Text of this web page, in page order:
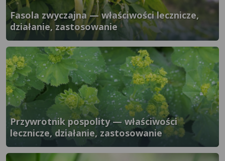
}" />
Fasola zwyczajna — właściwości lecznicze,
działanie, zastosowanie
}" />
Przywrotnik pospolity — właściwości
lecznicze, działanie, zastosowanie